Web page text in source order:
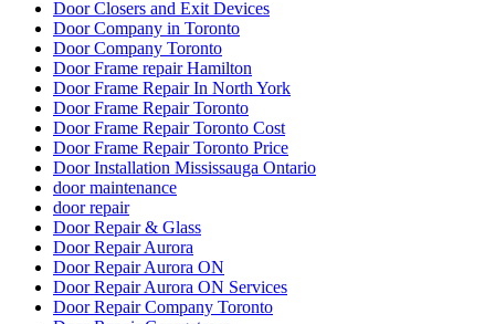
Door Closers and Exit Devices
Door Company in Toronto
Door Company Toronto
Door Frame repair Hamilton
Door Frame Repair In North York
Door Frame Repair Toronto
Door Frame Repair Toronto Cost
Door Frame Repair Toronto Price
Door Installation Mississauga Ontario
door maintenance
door repair
Door Repair & Glass
Door Repair Aurora
Door Repair Aurora ON
Door Repair Aurora ON Services
Door Repair Company Toronto